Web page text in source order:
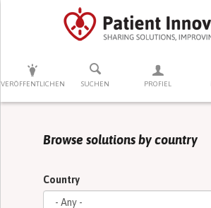
VERÖFFENTLICHEN SUCHEN PROFIEL
DRÜCKEN SIE AUF ENTER UM DIE SUCHE
Browse solutions by country
Country